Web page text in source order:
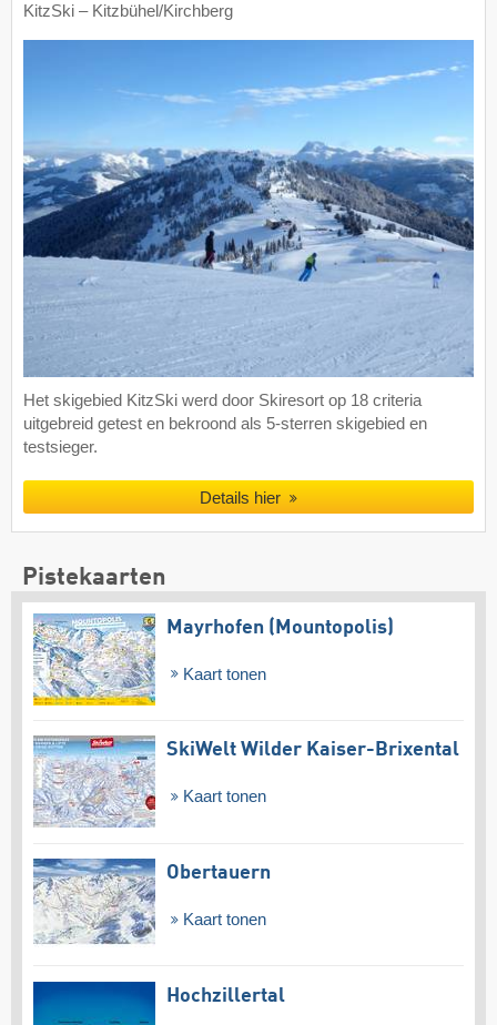
KitzSki – Kitzbühel/​Kirchberg
Het skigebied KitzSki werd door Skiresort op 18 criteria
uitgebreid getest en bekroond als 5-sterren skigebied en
testsieger.
Details hier
Pistekaarten
Mayrhofen (Mountopolis)
Kaart tonen
SkiWelt Wilder Kaiser-Brixental
Kaart tonen
Obertauern
Kaart tonen
Hochzillertal